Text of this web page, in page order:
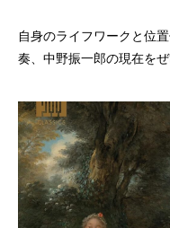
自身のライフワークと位
奏、中野振一郎の現在を